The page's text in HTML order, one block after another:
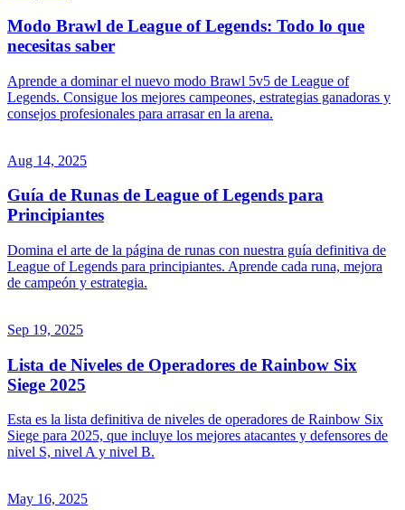
Modo Brawl de League of Legends: Todo lo que
necesitas saber
Aprende a dominar el nuevo modo Brawl 5v5 de League of
Legends. Consigue los mejores campeones, estrategias ganadoras y
consejos profesionales para arrasar en la arena.
Aug 14, 2025
Guía de Runas de League of Legends para
Principiantes
Domina el arte de la página de runas con nuestra guía definitiva de
League of Legends para principiantes. Aprende cada runa, mejora
de campeón y estrategia.
Sep 19, 2025
Lista de Niveles de Operadores de Rainbow Six
Siege 2025
Esta es la lista definitiva de niveles de operadores de Rainbow Six
Siege para 2025, que incluye los mejores atacantes y defensores de
nivel S, nivel A y nivel B.
May 16, 2025